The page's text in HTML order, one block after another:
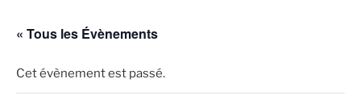
« Tous les Évènements
Cet évènement est passé.